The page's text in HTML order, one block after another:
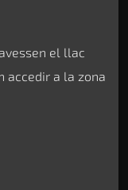
el llac
accedir a la zona